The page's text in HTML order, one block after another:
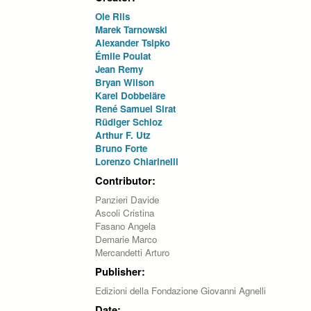
Ole Riis
Marek Tarnowski
Alexander Tsipko
Émile Poulat
Jean Remy
Bryan Wilson
Karel Dobbeläre
René Samuel Sirat
Rüdiger Schloz
Arthur F. Utz
Bruno Forte
Lorenzo Chiarinelli
Contributor:
Panzieri Davide
Ascoli Cristina
Fasano Angela
Demarie Marco
Mercandetti Arturo
Publisher:
Edizioni della Fondazione Giovanni Agnelli